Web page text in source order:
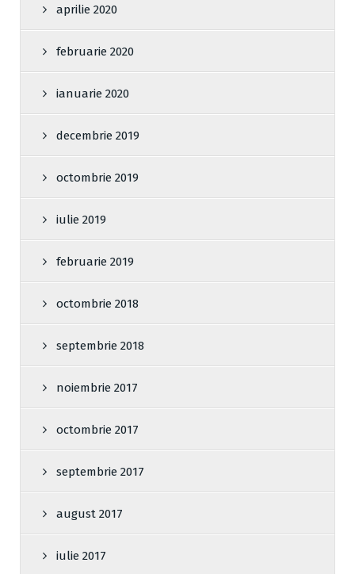
aprilie 2020
februarie 2020
ianuarie 2020
decembrie 2019
octombrie 2019
iulie 2019
februarie 2019
octombrie 2018
septembrie 2018
noiembrie 2017
octombrie 2017
septembrie 2017
august 2017
iulie 2017